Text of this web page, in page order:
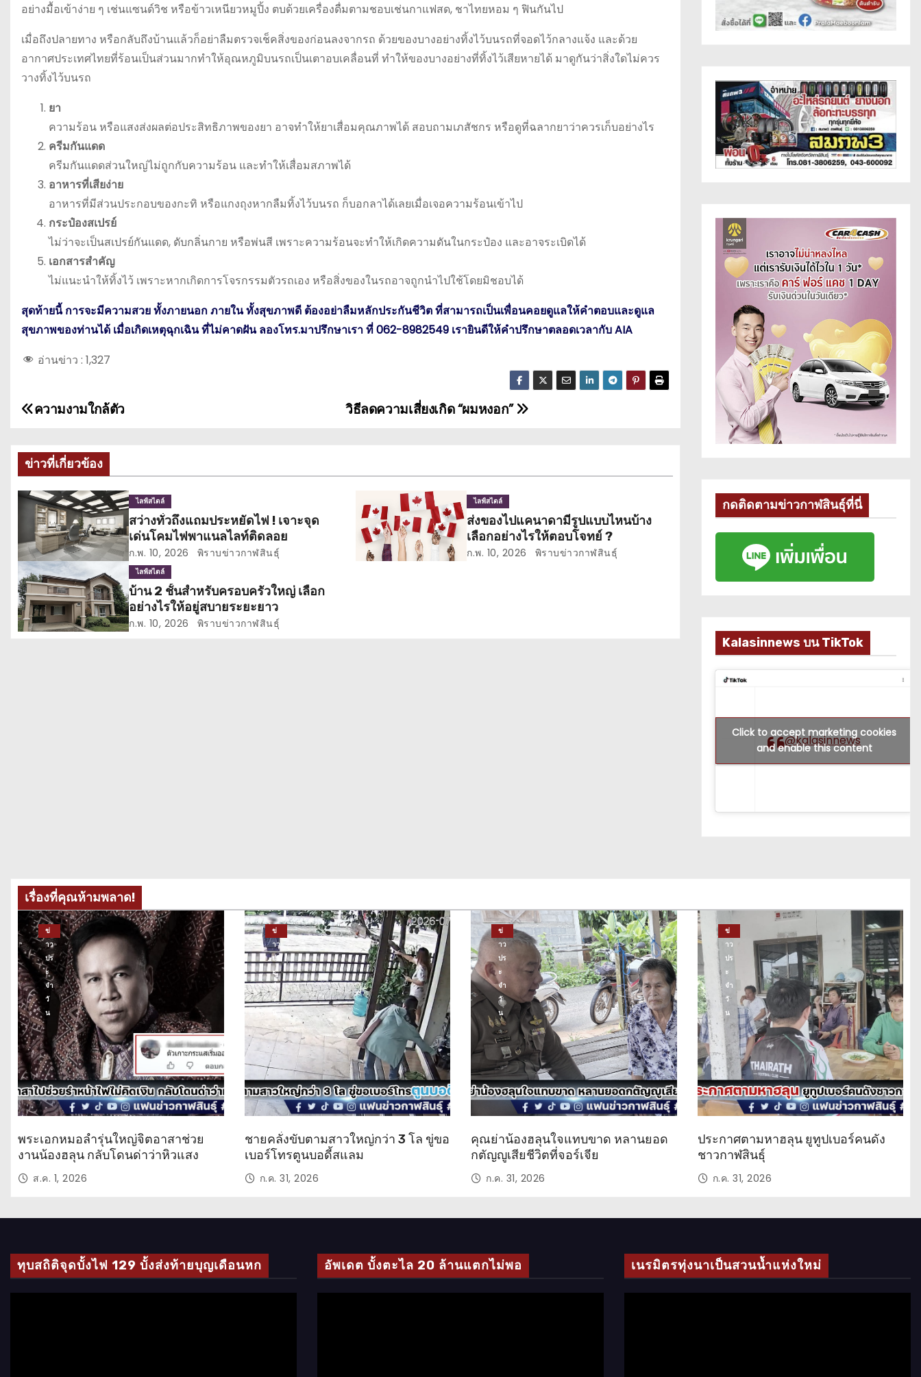
อย่างมื้อเข้าง่าย ๆ เช่นแซนด์วิช หรือข้าวเหนียวหมูปิ้ง ตบด้วยเครื่องดื่มตามชอบเช่นกาแฟสด, ชาไทยหอม ๆ ฟินกันไป
เมื่อถึงปลายทาง หรือกลับถึงบ้านแล้วก็อย่าลืมตรวจเช็คสิ่งของก่อนลงจากรถ ด้วยของบางอย่างทิ้งไว้บนรถที่จอดไว้กลางแจ้ง และด้วย
อากาศประเทศไทยที่ร้อนเป็นส่วนมากทำให้อุณหภูมิบนรถเป็นเตาอบเคลื่อนที่ ทำให้ของบางอย่างที่ทิ้งไว้เสียหายได้ มาดูกันว่าสิ่งใดไม่ควร
วางทิ้งไว้บนรถ
ยา
ความร้อน หรือแสงส่งผลต่อประสิทธิภาพของยา อาจทำให้ยาเสื่อมคุณภาพได้ สอบถามเภสัชกร หรือดูที่ฉลากยาว่าควรเก็บอย่างไร
ครีมกันแดด
ครีมกันแดดส่วนใหญ่ไม่ถูกกับความร้อน และทำให้เสื่อมสภาพได้
อาหารที่เสียง่าย
อาหารที่มีส่วนประกอบของกะทิ หรือแกงถุงหากลืมทิ้งไว้บนรถ ก็บอกลาได้เลยเมื่อเจอความร้อนเข้าไป
กระป๋องสเปรย์
ไม่ว่าจะเป็นสเปรย์กันแดด, ดับกลิ่นกาย หรือพ่นสี เพราะความร้อนจะทำให้เกิดความดันในกระป๋อง และอาจระเบิดได้
เอกสารสำคัญ
ไม่แนะนำให้ทิ้งไว้ เพราะหากเกิดการโจรกรรมตัวรถเอง หรือสิ่งของในรถอาจถูกนำไปใช้โดยมิชอบได้
สุดท้ายนี้ การจะมีความสวย ทั้งภายนอก ภายใน ทั้งสุขภาพดี ต้องอย่าลืมหลักประกันชีวิต ที่สามารถเป็นเพื่อนคอยดูแลให้คำตอบและดูแล
สุขภาพของท่านได้ เมื่อเกิดเหตุฉุกเฉิน ที่ไม่คาดฝัน ลองโทร.มาปรึกษาเรา ที่ 062-8982549 เรายินดีให้คำปรึกษาตลอดเวลากับ AIA
อ่านข่าว : 1,327
แ
ะ
แ
น
ว
เ
รื่
วิธีลดความเสี่ยงเกิด “ผมหงอก”
ความงามใกล้ตัว
ข่าวที่เกี่ยวข้อง
ไลฟ์สไตล์
สว่างทั่วถึงแถมประหยัดไฟ ! เจาะจุด
เด่นโคมไฟพาแนลไลท์ติดลอย
ก.พ. 10, 2026 พิราบข่าวกาฬสินธุ์
ไลฟ์สไตล์
ส่งของไปแคนาดามีรูปแบบไหนบ้าง
เลือกอย่างไรให้ตอบโจทย์ ?
ก.พ. 10, 2026 พิราบข่าวกาฬสินธุ์
ไลฟ์สไตล์
บ้าน 2 ชั้นสำหรับครอบครัวใหญ่ เลือก
อย่างไรให้อยู่สบายระยะยาว
ก.พ. 10, 2026 พิราบข่าวกาฬสินธุ์
กดติดตามข่าวกาฬสินธุ์ที่นี่
Kalasinnews บน TikTok
@kalasinnews
Click to accept marketing cookies
and enable this content
เรื่องที่คุณห้ามพลาด!
ข่
าว
ปร
ะ
จำ
วั
น
พระเอกหมอลำรุ่นใหญ่จิตอาสาช่วย
งานน้องฮลุน กลับโดนด่าว่าหิวแสง
ส.ค. 1, 2026
ข่
าว
ปร
ะ
จำ
วั
ชายคลั่งขับตามสาวใหญ่กว่า 3 โล ขู่ขอ
เบอร์โทรตูนบอดี้สแลม
ก.ค. 31, 2026
ข่
าว
ปร
ะ
จำ
วั
น
คุณย่าน้องฮลุนใจแทบขาด หลานยอด
กตัญญูเสียชีวิตที่จอร์เจีย
ก.ค. 31, 2026
ข่
าว
ปร
ะ
จำ
วั
น
ประกาศตามหาฮลุน ยูทูปเบอร์คนดัง
ชาวกาฬสินธุ์
ก.ค. 31, 2026
ทุบสถิติจุดบั้งไฟ 129 บั้งส่งท้ายบุญเดือนหก อัพเดต บั้งตะไล 20 ล้านแตกไม่พอ เนรมิตรทุ่งนาเป็นสวนน้ำแห่งใหม่